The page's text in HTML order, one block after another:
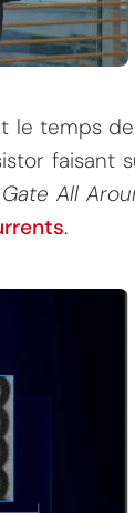
le temps
faisant
Gate All
.